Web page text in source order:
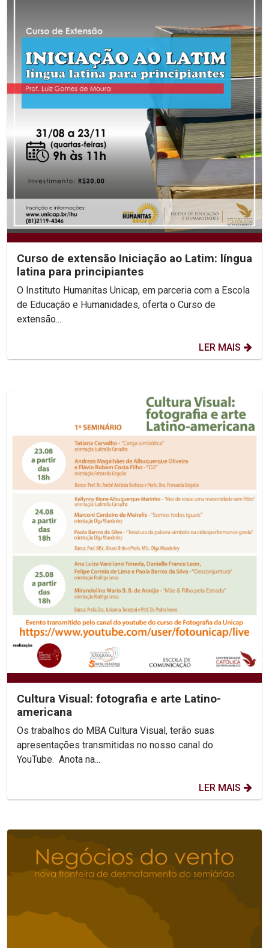
Curso de extensão Iniciação ao Latim: língua
latina para principiantes
O Instituto Humanitas Unicap, em parceria com a Escola
de Educação e Humanidades, oferta o Curso de
extensão...
LER MAIS
Cultura Visual: fotografia e arte Latino-
americana
Os trabalhos do MBA Cultura Visual, terão suas
apresentações transmitidas no nosso canal do
YouTube. Anota na...
LER MAIS